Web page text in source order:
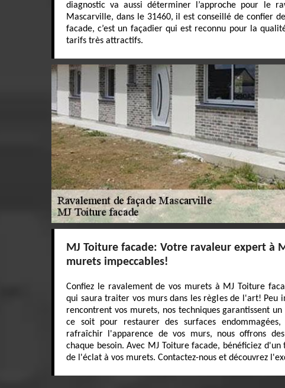
diagnostic va aussi déterminer l’approche pour le
Mascarville, dans le 31460, il est conseillé de confier
facade, c’est un façadier qui est reconnu pour la
tarifs très attractifs.
MJ Toiture facade: Votre ravaleur expert à
murets impeccables!
Confiez le ravalement de vos murets à MJ Toiture
qui saura traiter vos murs dans les règles de l'art! Peu
rencontrent vos murets, nos techniques garantissent
ce soit pour restaurer des surfaces
rafraîchir l'apparence de vos murs, nous offrons
chaque besoin. Avec MJ Toiture facade, bénéficiez
de l'éclat à vos murets. Contactez-nous et découvrez